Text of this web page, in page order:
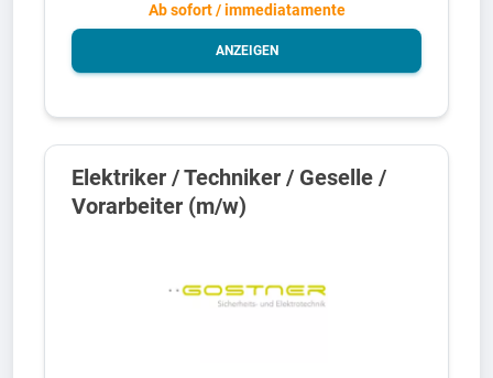
Ab sofort / immediatamente
ANZEIGEN
Elektriker / Techniker / Geselle /
Vorarbeiter (m/w)